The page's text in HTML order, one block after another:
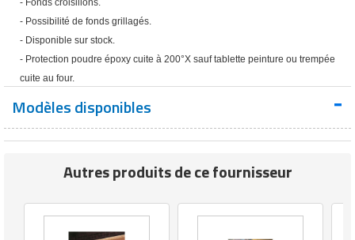
Tables de préparation réfrigérées
Ustensile de cuisine
Vaisselle restaurant
Vitrines réfrigérées
- Possibilité de fonds grillagés.
- Disponible sur stock.
- Protection poudre époxy cuite à 200°X sauf tablette peinture ou trempée
cuite au four.
Modèles disponibles
Autres produits de ce fournisseur